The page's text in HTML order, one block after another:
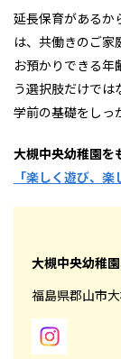
延長保育があるか
は、共働きのご家
お預かりできる年
う選択肢だけでは
学前の基礎をしっ
大槻中央幼稚園を
「楽しく遊び、
大槻中央幼稚園
福島県郡山市